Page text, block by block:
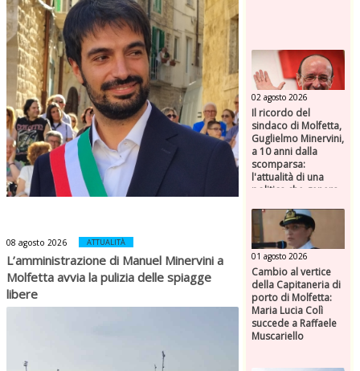
08 agosto 2026 ATTUALITÀ
L’amministrazione di Manuel Minervini a
Molfetta avvia la pulizia delle spiagge
libere
02 agosto 2026
Il ricordo del
sindaco di Molfetta,
Guglielmo Minervini,
a 10 anni dalla
scomparsa:
l'attualità di una
politica che genera
01 agosto 2026
Cambio al vertice
della Capitaneria di
porto di Molfetta:
Maria Lucia Colì
succede a Raffaele
Muscariello